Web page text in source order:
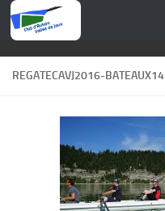
Skip to content
REGATECAVJ2016-BATEAUX14